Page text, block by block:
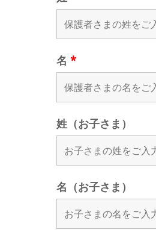
名 *
姓（お子さま）
名（お子さま）